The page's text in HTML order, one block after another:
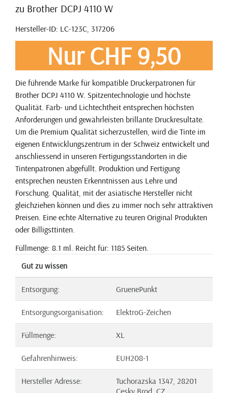
zu Brother DCPJ 4110 W
Hersteller-ID: LC-123C, 317206
Nur CHF 9,50
Die führende Marke für kompatible Druckerpatronen für
Brother DCPJ 4110 W. Spitzentechnologie und höchste
Qualität. Farb- und Lichtechtheit entsprechen höchsten
Anforderungen und gewährleisten brillante Druckresultate.
Um die Premium Qualität sicherzustellen, wird die Tinte im
eigenen Entwicklungszentrum in der Schweiz entwickelt und
anschliessend in unseren Fertigungsstandorten in die
Tintenpatronen abgefüllt. Produktion und Fertigung
entsprechen neusten Erkenntnissen aus Lehre und
Forschung. Qualität, mit der asiatische Hersteller nicht
gleichziehen können und dies zu immer noch sehr attraktiven
Preisen. Eine echte Alternative zu teuren Original Produkten
oder Billigsttinten.
Füllmenge: 8.1 ml. Reicht für: 1185 Seiten.
Gut zu wissen
Entsorgung: GruenePunkt
Entsorgungsorganisation: ElektroG-Zeichen
Füllmenge: XL
Gefahrenhinweis: EUH208-1
Hersteller Adresse:
Tuchorazska 1347, 28201
Cesky Brod, CZ